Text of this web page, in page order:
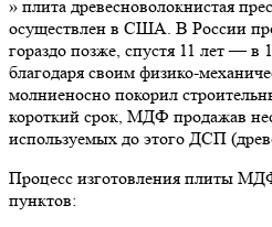
» плита древесноволокнистая
осуществлен в США. В России
гораздо позже, спустя 11 лет — в
благодаря своим физико-
молниеносно покорил
короткий срок, МДФ продажав
используемых до этого ДСП
Процесс изготовления плиты
пунктов: